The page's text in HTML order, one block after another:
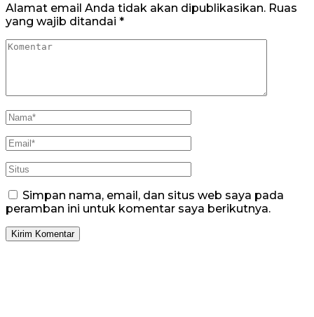
Alamat email Anda tidak akan dipublikasikan. Ruas
yang wajib ditandai *
Simpan nama, email, dan situs web saya pada
peramban ini untuk komentar saya berikutnya.